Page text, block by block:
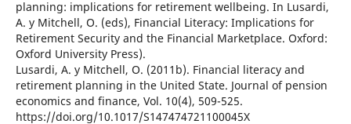
planning: implications for retirement wellbeing. In Lusardi,
A. y Mitchell, O. (eds), Financial Literacy: Implications for
Retirement Security and the Financial Marketplace. Oxford:
Oxford University Press).
Lusardi, A. y Mitchell, O. (2011b). Financial literacy and
retirement planning in the United State. Journal of pension
economics and finance, Vol. 10(4), 509-525.
https://doi.org/10.1017/S147474721100045X